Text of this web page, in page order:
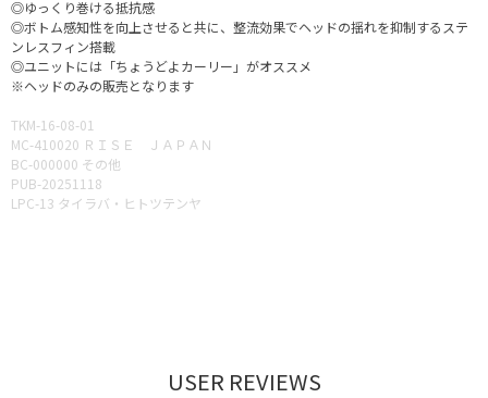
◎ゆっくり巻ける抵抗感
◎ボトム感知性を向上させると共に、整流効果でヘッドの揺れを抑制するステ
ンレスフィン搭載
◎ユニットには「ちょうどよカーリー」がオススメ
※ヘッドのみの販売となります
TKM-16-08-01
MC-410020 ＲＩＳＥ ＪＡＰＡＮ
BC-000000 その他
PUB-20251118
LPC-13 タイラバ・ヒトツテンヤ
USER REVIEWS